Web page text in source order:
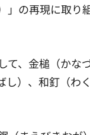
の再現に取り
、金槌（か
）、和釘（わ